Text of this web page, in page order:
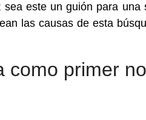
este un guión para una
las causas de esta
como primer